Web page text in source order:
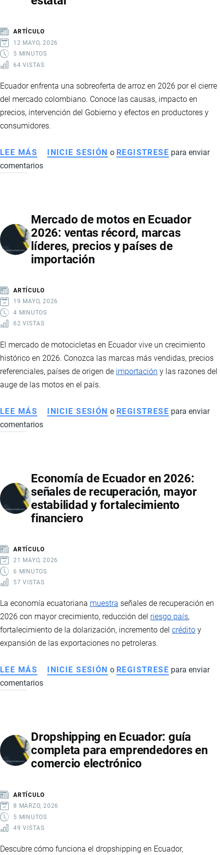
DE
RUTA
DEL
EN
ARTÍCULO
12 MAYO, 2026
5 MINUTOS
64 VISTAS
Ecuador enfrenta una sobreoferta de arroz en 2026 por el cierre
del mercado colombiano. Conoce las causas, impacto en
precios, intervención del Gobierno y efectos en productores y
consumidores.
LEE MÁS SOBRE
SOBREOFERTA
ECUADOR
2026:
CAÍDA
DE
EN
PRODUCTORES
E
INICIE SESIÓN o REGISTRESE para enviar
comentarios
Mercado de motos en Ecuador
2026: ventas récord, marcas
líderes, precios y países de
importación
ARTÍCULO
19 MAYO, 2026
4 MINUTOS
62 VISTAS
El mercado de motocicletas en Ecuador vive un crecimiento
histórico en 2026. Conozca las marcas más vendidas, precios
referenciales, países de origen de importación y las razones del
auge de las motos en el país.
LEE MÁS SOBRE
MERCADO
ECUADOR
2026:
VENTAS
RÉCORD,
PRECIOS
Y
PAÍSES
INICIE SESIÓN o REGISTRESE para enviar
comentarios
Economía de Ecuador en 2026:
señales de recuperación, mayor
estabilidad y fortalecimiento
financiero
ARTÍCULO
21 MAYO, 2026
6 MINUTOS
57 VISTAS
La economía ecuatoriana muestra señales de recuperación en
2026 con mayor crecimiento, reducción del riesgo país,
fortalecimiento de la dolarización, incremento del crédito y
expansión de las exportaciones no petroleras.
LEE MÁS SOBRE
ECONOMÍA
2026:
SEÑALES
DE
ESTABILIDAD
Y
FORTALECIMIENTO
INICIE SESIÓN o REGISTRESE para enviar
comentarios
Dropshipping en Ecuador: guía
completa para emprendedores en
comercio electrónico
ARTÍCULO
8 MARZO, 2026
5 MINUTOS
49 VISTAS
Descubre cómo funciona el dropshipping en Ecuador,